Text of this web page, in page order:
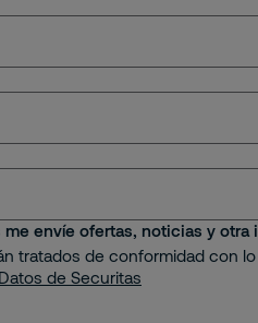
envíe ofertas, noticias y
tratados de conformidad con
de Securitas